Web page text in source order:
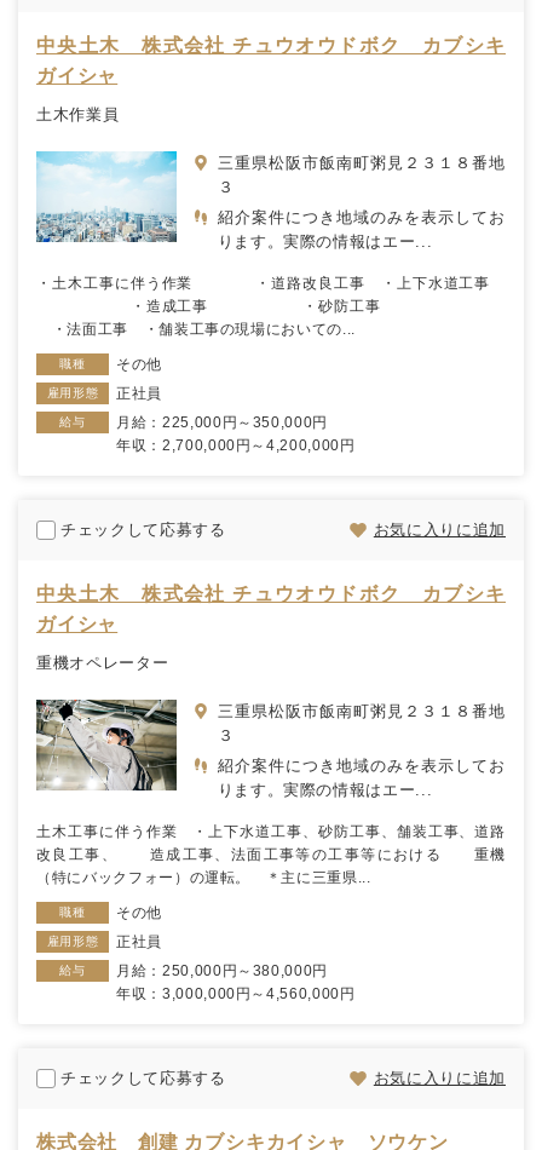
中央土木 株式会社 チュウオウドボク カブシキ
ガイシャ
土木作業員
三重県松阪市飯南町粥見２３１８番地
３
紹介案件につき地域のみを表示してお
ります。実際の情報はエー...
・土木工事に伴う作業 ・道路改良工事 ・上下水道工事
・造成工事 ・砂防工事
・法面工事 ・舗装工事の現場においての...
職種 その他
雇用形態 正社員
給与
月給：225,000円～350,000円
年収：2,700,000円～4,200,000円
チェックして応募する お気に入りに追加
中央土木 株式会社 チュウオウドボク カブシキ
ガイシャ
重機オペレーター
三重県松阪市飯南町粥見２３１８番地
３
紹介案件につき地域のみを表示してお
ります。実際の情報はエー...
土木工事に伴う作業 ・上下水道工事、砂防工事、舗装工事、道路
改良工事、 造成工事、法面工事等の工事等における 重機
（特にバックフォー）の運転。 ＊主に三重県...
職種 その他
雇用形態 正社員
給与
月給：250,000円～380,000円
年収：3,000,000円～4,560,000円
チェックして応募する お気に入りに追加
株式会社 創建 カブシキカイシャ ソウケン